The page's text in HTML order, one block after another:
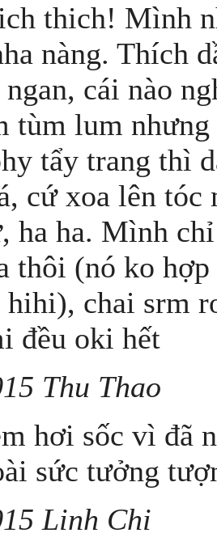
thich! Mình
nàng. Thích
ngan, cái nào
tùm lum
tẩy trang thì
cứ xoa lên
ha ha. Mình
thôi (nó ko
hihi), chai srm
đều oki hết
Thu Thao
hơi sốc vì đã
sức tưởng
Linh Chi